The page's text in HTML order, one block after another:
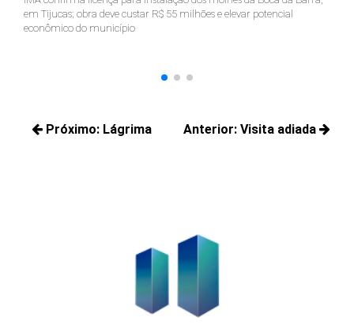
em Tijucas; obra deve custar R$ 55 milhões e elevar potencial
econômico do município
Navegação
Anterior: Visita adiada
Próximo: Lágrima